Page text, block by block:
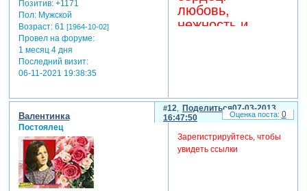
Позитив: +1171
Пол:Мужской
Возраст:61 [1964-10-02]
Провел на форуме:
1 месяц 4 дня
Последний визит:
06-11-2021 19:38:35
любовь,
нежность и
женской власти,
где все мы
перед вами
рабы!
так пусть же на
Поделиться
12
07-03-2013
16:47:50
Валентинка
Постоялец
Зарегистрируйтесь, чтобы
увидеть ссылки
0